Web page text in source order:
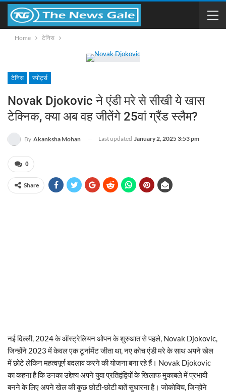
Home टेनिस
टेनिस स्पोर्ट्स
Novak Djokovic ने एंडी मरे से सीखी ये खास
टेक्निक, क्या अब वह जीतेंगे 25वां ग्रैंड स्लैम?
By Akanksha Mohan Last updated January 2, 2025 3:53 pm
0
Share
नई दिल्ली, 2024 के ऑस्ट्रेलियन ओपन के शुरुआत से पहले, Novak Djokovic,
जिन्होंने 2023 में केवल एक टूर्नामेंट जीता था, नए कोच एंडी मरे के साथ अपने खेल
में छोटे लेकिन महत्वपूर्ण बदलाव करने की योजना बना रहे हैं। Novak Djokovic
का कहना है कि उनका उद्देश्य अपने युवा प्रतिद्वंद्वियों के खिलाफ मुकाबले में प्रभावी
बनने के लिए अपने खेल की कुछ छोटी-छोटी बातें सुधारना है। जोकोविच, जिन्होंने